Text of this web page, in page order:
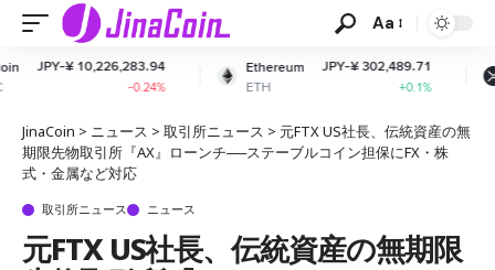
Aa
Ethereum
ETH
JPY-¥ 302,489.71
XRP
XRP
JPY-¥
JinaCoin > ニュース > 取引所ニュース > 元FTX US社長、伝統資産の無
期限先物取引所『AX』ローンチ──ステーブルコイン担保にFX・株
式・金属など対応
取引所ニュース ニュース
元FTX US社長、伝統資産の無期限